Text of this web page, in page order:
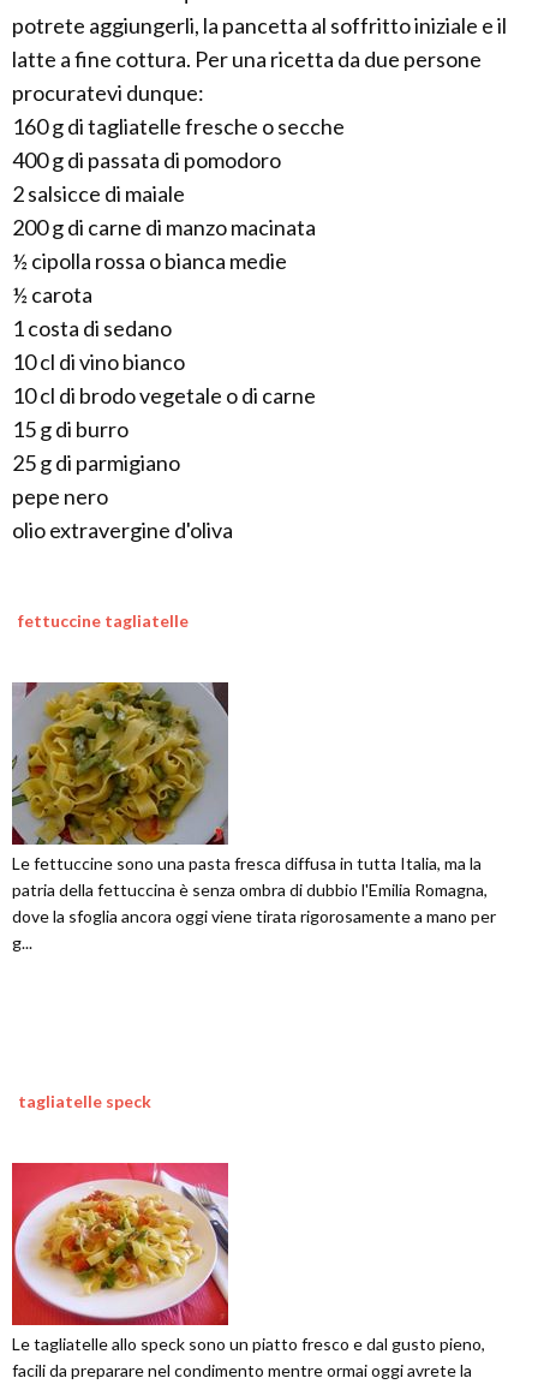
potrete aggiungerli, la pancetta al soffritto iniziale e il
latte a fine cottura. Per una ricetta da due persone
procuratevi dunque:
160 g di tagliatelle fresche o secche
400 g di passata di pomodoro
2 salsicce di maiale
200 g di carne di manzo macinata
½ cipolla rossa o bianca medie
½ carota
1 costa di sedano
10 cl di vino bianco
10 cl di brodo vegetale o di carne
15 g di burro
25 g di parmigiano
pepe nero
olio extravergine d'oliva
fettuccine tagliatelle
Le fettuccine sono una pasta fresca diffusa in tutta Italia, ma la
patria della fettuccina è senza ombra di dubbio l'Emilia Romagna,
dove la sfoglia ancora oggi viene tirata rigorosamente a mano per
g...
tagliatelle speck
Le tagliatelle allo speck sono un piatto fresco e dal gusto pieno,
facili da preparare nel condimento mentre ormai oggi avrete la